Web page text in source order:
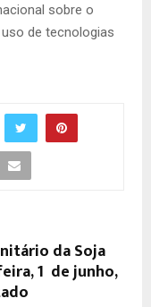
sobre o
de tecnologias
da Soja
1º de junho,